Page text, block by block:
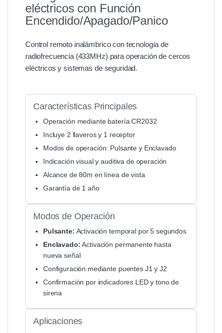
eléctricos con Función
Encendido/Apagado/Panico
Control remoto inalámbrico con tecnología de
radiofrecuencia (433MHz) para operación de cercos
eléctricos y sistemas de seguridad.
Características Principales
Operación mediante batería CR2032
Incluye 2 llaveros y 1 receptor
Modos de operación: Pulsante y Enclavado
Indicación visual y auditiva de operación
Alcance de 80m en línea de vista
Garantía de 1 año
Modos de Operación
Pulsante: Activación temporal por 5 segundos
Enclavado:Activación permanente hasta
nueva señal
Configuración mediante puentes J1 y J2
Confirmación por indicadores LED y tono de
sirena
Aplicaciones